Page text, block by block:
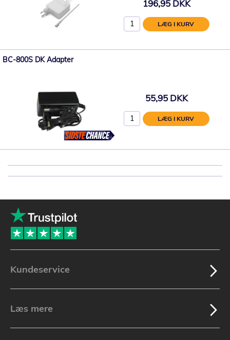
196,95 DKK
LÆG I KURV
BC-800S DK Adapter
55,95 DKK
LÆG I KURV
Kundeservice
Læs mere